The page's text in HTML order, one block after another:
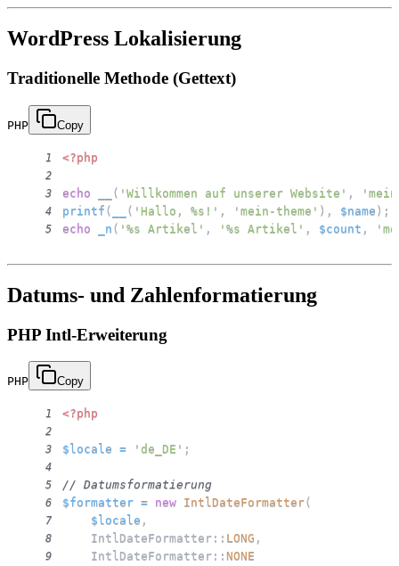
WordPress Lokalisierung
Traditionelle Methode (Gettext)
PHP Copy
1 <?php
2
3
echo ( 'Willkommen auf unserer Website' ,
4 printf ( ( 'Hallo, %s!' , 'mein-theme' ) , $name ) ;
5 echo _n ( '%s Artikel' , '%s Artikel' , $count ,
Datums- und Zahlenformatierung
PHP Intl-Erweiterung
PHP Copy
1 <?php
2
3
$locale = 'de_DE' ;
4
5
// Datumsformatierung
6 $formatter = new IntlDateFormatter(
7 $locale ,
8 IntlDateFormatter :: LONG ,
9 IntlDateFormatter :: NONE